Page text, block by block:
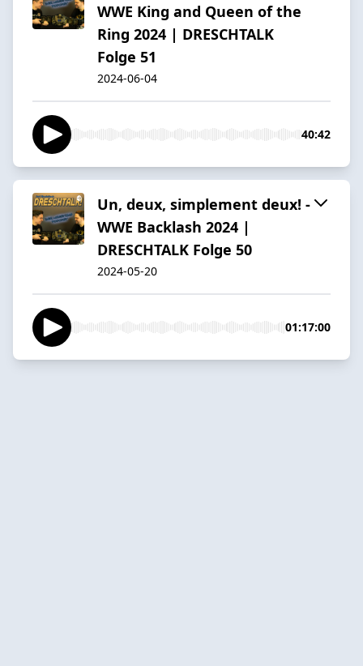
WWE King and Queen of the
Ring 2024 | DRESCHTALK
Folge 51
2024-06-04
40:42
Un, deux, simplement deux! -
WWE Backlash 2024 |
DRESCHTALK Folge 50
2024-05-20
01:17:00